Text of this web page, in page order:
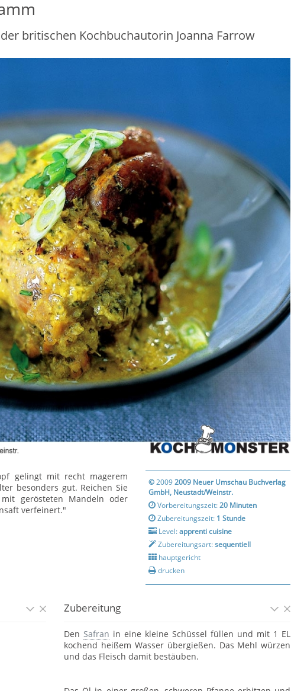
britischen Kochbuchautorin Joanna Farrow
gelingt mit recht magerem
besonders gut. Reichen Sie
mit gerösteten Mandeln oder
verfeinert."
©20092009 Neuer Umschau Buchverlag
GmbH, Neustadt/Weinstr.
Vorbereitungszeit:20 Minuten
Zubereitungszeit: 1 Stunde
Level:apprenti cuisine
Zubereitungsart:sequentiell
hauptgericht
drucken
Zubereitung
Den Safran in eine kleine Schüssel füllen und mit 1 EL
kochend heißem Wasser übergießen. Das Mehl würzen
und das Fleisch damit bestäuben.